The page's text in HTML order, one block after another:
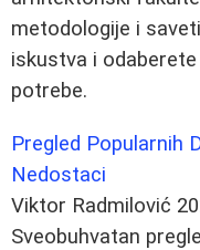
metodologije i
iskustva i
potrebe.
Pregled Popularnih
Nedostaci
Viktor Radmilović
Sveobuhvatan